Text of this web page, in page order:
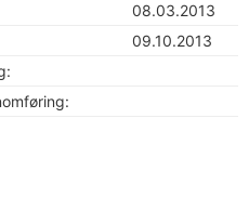
08.03.2013
09.10.2013